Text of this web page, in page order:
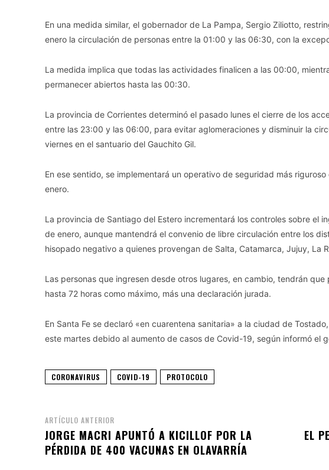
En una medida similar, el gobernador de La Pampa, Sergio Ziliotto,
enero la circulación de personas entre la 01:00 y las 06:30, con la
La medida implica que todas las actividades finalicen a las 00:00,
permanecer abiertos hasta las 00:30.
La provincia de Corrientes determinó el pasado lunes el cierre de los
entre las 23:00 y las 06:00, para evitar aglomeraciones y disminuir la
viernes en el santuario del Gauchito Gil.
En ese sentido, se implementará un operativo de seguridad más
enero.
La provincia de Santiago del Estero incrementará los controles sobre el
de enero, aunque mantendrá el convenio de libre circulación entre los
hisopado negativo a quienes provengan de Salta, Catamarca, Jujuy, La
Las personas que ingresen desde otros lugares, en cambio, tendrán
hasta 72 horas como máximo, más una declaración jurada.
En Santa Fe se declaró «en cuarentena sanitaria» a la ciudad de
este martes debido al aumento de casos de Covid-19, según informó el
CORONAVIRUS COVID-19 PROTOCOLO
ARTÍCULO ANTERIOR
JORGE MACRI APUNTÓ A KICILLOF POR LA
PÉRDIDA DE 400 VACUNAS EN OLAVARRÍA
EL